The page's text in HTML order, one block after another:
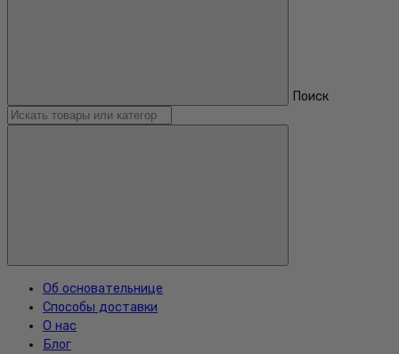
Поиск
Об основательнице
Способы доставки
О нас
Блог